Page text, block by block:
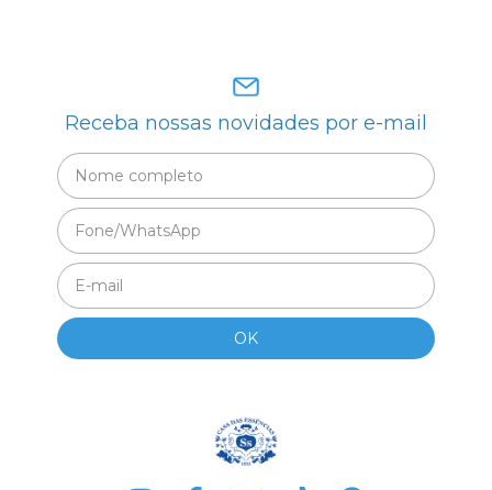
Receba nossas novidades por e-mail